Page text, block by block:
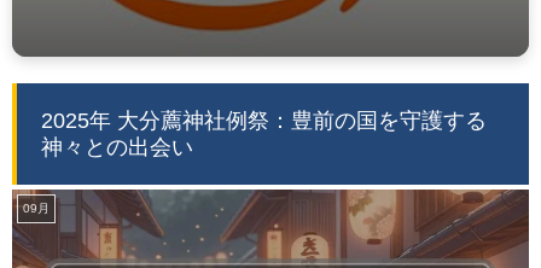
2025年 大分薦神社例祭：豊前の国を守護する
神々との出会い
09月